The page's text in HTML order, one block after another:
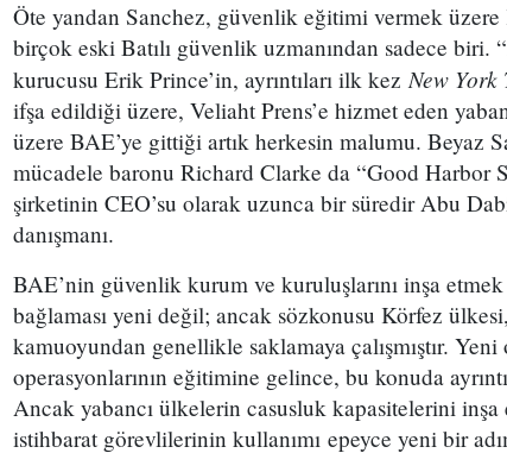
Öte yandan Sanchez, güvenlik eğitimi vermek
birçok eski Batılı güvenlik uzmanından sadece biri.
kurucusu Erik Prince’in, ayrıntıları ilk kezNew York
ifşa edildiği üzere, Veliaht Prens’e hizmet eden
üzere BAE’ye gittiği artık herkesin malumu. Beyaz
mücadele baronu Richard Clarke da “Good Harbor
şirketinin CEO’su olarak uzunca bir süredir Abu
danışmanı.
BAE’nin güvenlik kurum ve kuruluşlarını inşa
bağlaması yeni değil; ancak sözkonusu Körfez ülkesi,
kamuoyundan genellikle saklamaya çalışmıştır.
operasyonlarının eğitimine gelince, bu konuda
Ancak yabancı ülkelerin casusluk kapasitelerini
istihbarat görevlilerinin kullanımı epeyce yeni bir